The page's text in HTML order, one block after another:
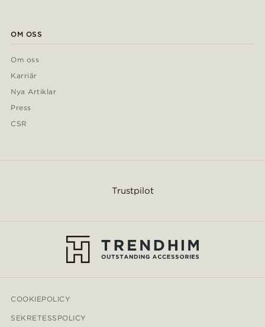
OM OSS
Om oss
Karriär
Nya Artiklar
Press
CSR
Trustpilot
COOKIEPOLICY
SEKRETESSPOLICY